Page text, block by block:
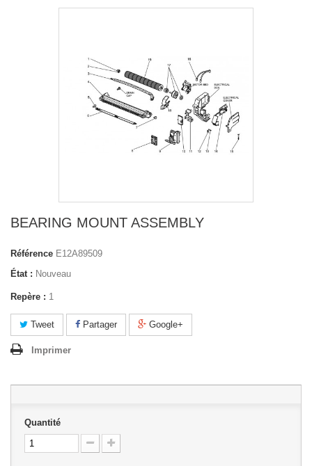
BEARING MOUNT ASSEMBLY
Référence E12A89509
État : Nouveau
Repère : 1
Tweet Partager Google+
Imprimer
Quantité